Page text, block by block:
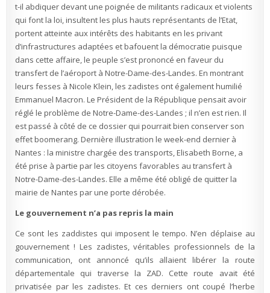
t-il abdiquer devant une poignée de militants radicaux et violents
qui font la loi, insultent les plus hauts représentants de l’Etat,
portent atteinte aux intérêts des habitants en les privant
d’infrastructures adaptées et bafouent la démocratie puisque
dans cette affaire, le peuple s’est prononcé en faveur du
transfert de l’aéroport à Notre-Dame-des-Landes. En montrant
leurs fesses à Nicole Klein, les zadistes ont également humilié
Emmanuel Macron. Le Président de la République pensait avoir
réglé le problème de Notre-Dame-des-Landes ; il n’en est rien. Il
est passé à côté de ce dossier qui pourrait bien conserver son
effet boomerang. Dernière illustration le week-end dernier à
Nantes : la ministre chargée des transports, Elisabeth Borne, a
été prise à partie par les citoyens favorables au transfert à
Notre-Dame-des-Landes. Elle a même été obligé de quitter la
mairie de Nantes par une porte dérobée.
Le gouvernement n’a pas repris la main
Ce sont les zaddistes qui imposent le tempo. N’en déplaise au
gouvernement ! Les zadistes, véritables professionnels de la
communication, ont annoncé qu’ils allaient libérer la route
départementale qui traverse la ZAD. Cette route avait été
privatisée par les zadistes. Et ces derniers ont coupé l’herbe